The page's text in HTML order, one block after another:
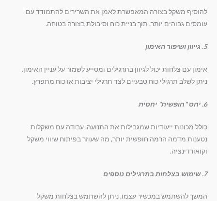
להוסיף משקל בצורה המאפשרת לאמן את השרירים להתמודד עם
עומסים גבוהים יותר, תוך בניית כוח וסיבולת בצורה בטוחה.
5. גייוון ושיפור האימון
אימון עם צלחות יכול לגיוון בתרגילים ומסייע לשמור על עניין האימון.
ניתן לשלב תרגילי כוח טבעיים לצד תרגילי יציבות או כוח מתפרץ.
6. יחס "חופשית" יחסית
כולל מכונות ייעודיות שמגבילות את התנועה, עבודה עם משקלות
נטענות מדמה הרמה חופשית יותר, מה שעוזר בפיתוח שיווי משקל
וקואורדינציה.
7. שימוש בצלחות בתרגילים נוספים
המשך להשתמש במכשיר עצמו, ניתן להשתמש בצלחות משקל